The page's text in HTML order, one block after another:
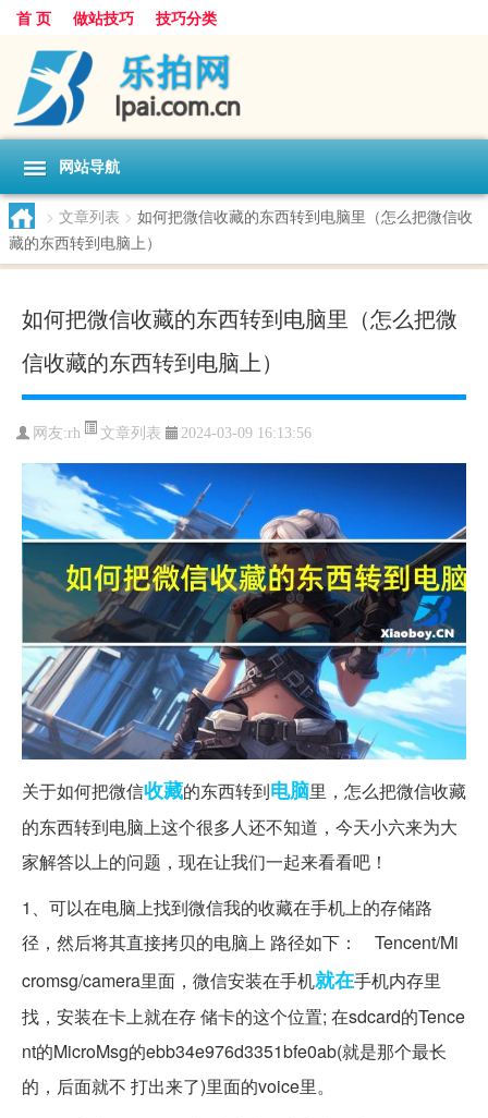
首 页 做站技巧 技巧分类
网站导航
> 文章列表 > 如何把微信收藏的东西转到电脑里（怎么把微信收
藏的东西转到电脑上）
如何把微信收藏的东西转到电脑里（怎么把微
信收藏的东西转到电脑上）
网友:rh 文章列表 2024-03-09 16:13:56
关于如何把微信收藏的东西转到电脑里，怎么把微信收藏
的东西转到电脑上这个很多人还不知道，今天小六来为大
家解答以上的问题，现在让我们一起来看看吧！
1、可以在电脑上找到微信我的收藏在手机上的存储路
径，然后将其直接拷贝的电脑上 路径如下： Tencent/Mi
cromsg/camera里面，微信安装在手机就在手机内存里
找，安装在卡上就在存 储卡的这个位置; 在sdcard的Tence
nt的MicroMsg的ebb34e976d3351bfe0ab(就是那个最长
的，后面就不 打出来了)里面的voice里。